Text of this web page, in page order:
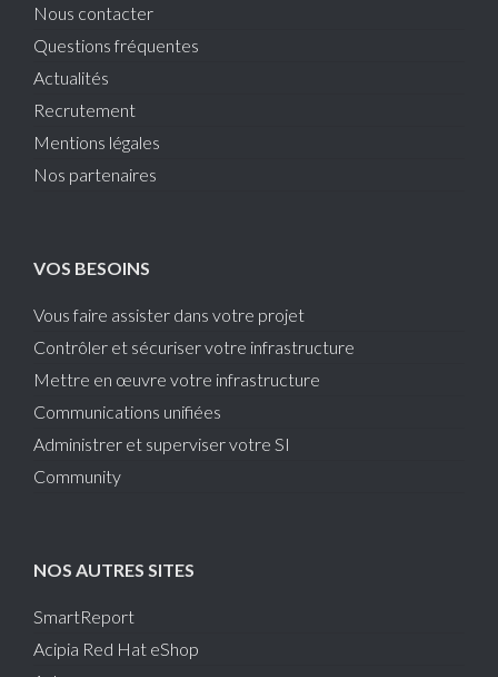
Nous contacter
Questions fréquentes
Actualités
Recrutement
Mentions légales
Nos partenaires
VOS BESOINS
Vous faire assister dans votre projet
Contrôler et sécuriser votre infrastructure
Mettre en œuvre votre infrastructure
Communications unifiées
Administrer et superviser votre SI
Community
NOS AUTRES SITES
SmartReport
Acipia Red Hat eShop